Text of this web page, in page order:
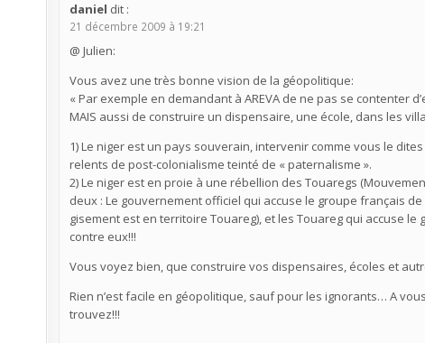
daniel dit :
21 décembre 2009 à 19:21
@ Julien:
Vous avez une très bonne vision de la géopolitique:
« Par exemple en demandant à AREVA de ne pas se contenter
MAIS aussi de construire un dispensaire, une école, dans les
1) Le niger est un pays souverain, intervenir comme vous le
relents de post-colonialisme teinté de « paternalisme ».
2) Le niger est en proie à une rébellion des Touaregs
deux : Le gouvernement officiel qui accuse le groupe français
gisement est en territoire Touareg), et les Touareg qui accuse
contre eux!!!
Vous voyez bien, que construire vos dispensaires, écoles et
Rien n’est facile en géopolitique, sauf pour les ignorants… A
trouvez!!!